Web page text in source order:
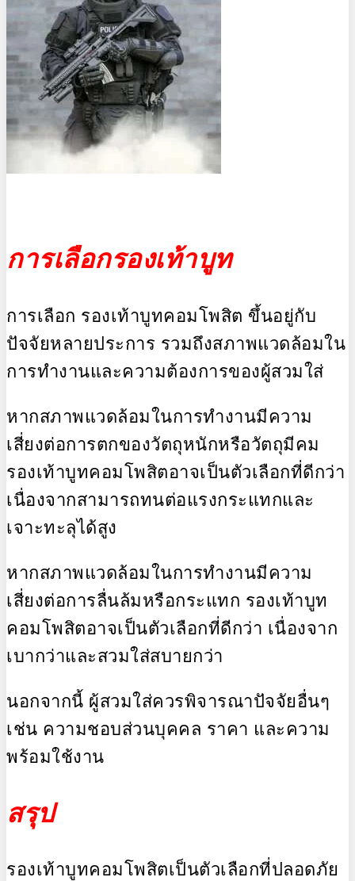
การเลือกรองเท้าบูท
การเลือก รองเท้าบูทคอมโพสิต ขึ้นอยู่กับ
ปัจจัยหลายประการ รวมถึงสภาพแวดล้อมใน
การทำงานและความต้องการของผู้สวมใส่
หากสภาพแวดล้อมในการทำงานมีความ
เสี่ยงต่อการตกของวัตถุหนักหรือวัตถุมีคม
รองเท้าบูทคอมโพสิตอาจเป็นตัวเลือกที่ดีกว่า
เนื่องจากสามารถทนต่อแรงกระแทกและ
เจาะทะลุได้สูง
หากสภาพแวดล้อมในการทำงานมีความ
เสี่ยงต่อการลื่นล้มหรือกระแทก รองเท้าบูท
คอมโพสิตอาจเป็นตัวเลือกที่ดีกว่า เนื่องจาก
เบากว่าและสวมใส่สบายกว่า
นอกจากนี้ ผู้สวมใส่ควรพิจารณาปัจจัยอื่นๆ
เช่น ความชอบส่วนบุคคล ราคา และความ
พร้อมใช้งาน
สรุป
รองเท้าบูทคอมโพสิตเป็นตัวเลือกที่ปลอดภัย